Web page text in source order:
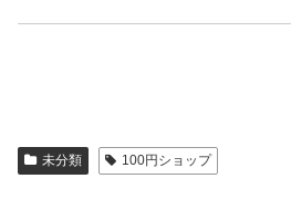
未分類 100円ショップ